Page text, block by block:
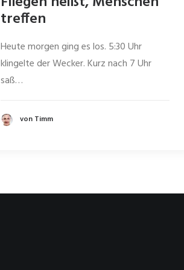
treffen
Heute morgen ging es los. 5:30 Uhr
klingelte der Wecker. Kurz nach 7 Uhr
saß…
von Timm